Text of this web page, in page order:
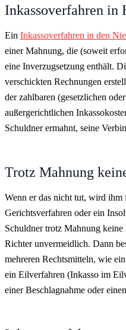
Inkassoverfahren in
Ein Inkassoverfahren in den
einer Mahnung, die (soweit
eine Inverzugsetzung enthält.
verschickten Rechnungen
der zahlbaren (gesetzlichen
außergerichtlichen
Schuldner ermahnt, seine
Trotz Mahnung
Wenn er das nicht tut, wird ihm
Gerichtsverfahren oder ein
Schuldner trotz Mahnung
Richter unvermeidlich. Dann
mehreren Rechtsmitteln, wie
ein Eilverfahren (Inkasso im
einer Beschlagnahme oder